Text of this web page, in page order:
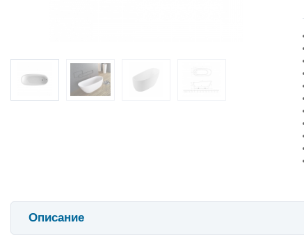
Описание